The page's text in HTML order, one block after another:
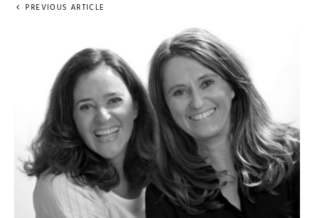
PREVIOUS ARTICLE